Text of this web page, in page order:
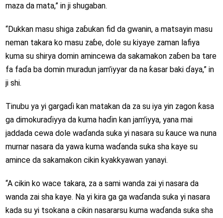
maza da mata,” in ji shugaban.
“Dukkan masu shiga zaɓukan fid da gwanin, a matsayin masu
neman takara ko masu zaɓe, dole su kiyaye zaman lafiya
kuma su shirya domin amincewa da sakamakon zaɓen ba tare
fa faɗa ba domin muradun jam’iyyar da na ƙasar baki ɗaya,” in
ji shi.
Tinubu ya yi gargaɗi kan matakan da za su iya yin zagon ƙasa
ga dimokuraɗiyya da kuma haɗin kan jam’iyya, yana mai
jaddada cewa dole waɗanda suka yi nasara su ƙauce wa nuna
murnar nasara da yawa kuma waɗanda suka sha kaye su
amince da sakamakon cikin kyakkyawan yanayi.
“A cikin ko wace takara, za a sami wanda zai yi nasara da
wanda zai sha kaye. Na yi kira ga ga waɗanda suka yi nasara
kada su yi tsokana a cikin nasararsu kuma waɗanda suka sha